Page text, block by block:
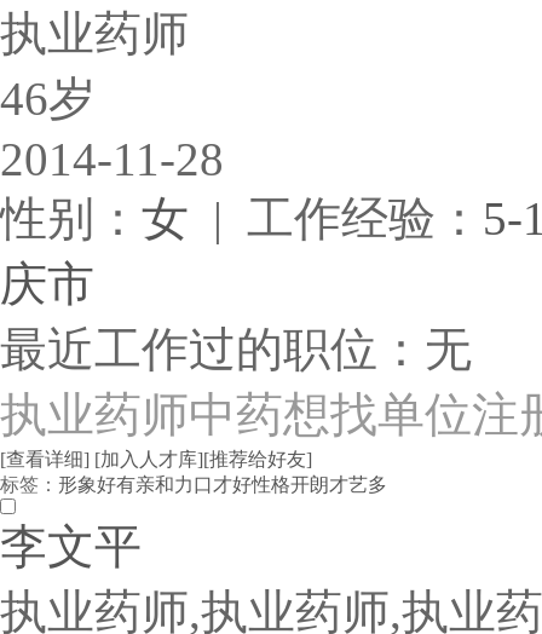
执业药师
46岁
2014-11-28
性别： 女 | 工作经验： 5-
庆市
最近工作过的职位：无
执业药师中药想找单位注
[查看详细] [加入人才库][推荐给好友]
标签： 形象好有亲和力口才好性格开朗才艺多
李文平
执业药师,执业药师,执业